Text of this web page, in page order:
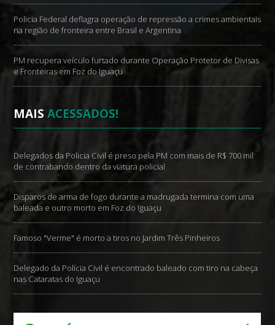
Policia Federal deflagra operação de repressão a crimes ambientais
na região de fronteira entre Brasil e Argentina
PM recupera veículo furtado durante Operação Protetor de Divisas
e Fronteiras em Foz do Iguaçu
MAISACESSADOS!
Delegados da Policia Civil é preso pela PM com mais de R$ 700 mil
de contrabando dentro da viatura policial
Disparos de arma de fogo durante a madrugada termina com uma
baleada e outro morto em Foz do Iguaçu
Famoso "Verme" é morto a tiros no Jardim Três Pinheiros
Delegado da Polícia Civil é encontrado baleado com tiro na cabeça
nas Cataratas do Iguaçu